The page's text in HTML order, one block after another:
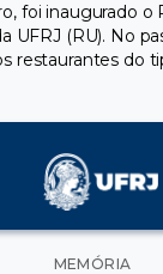
foi inaugurado o
UFRJ (RU). No
restaurantes do
MEMÓRIA